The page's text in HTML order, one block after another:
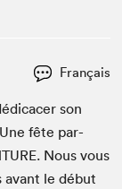
Français
son
fête par­
. Nous vous
avant le début